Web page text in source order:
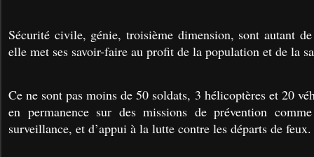
Sécurité civile, génie, troisième dimension, sont autant
elle met ses savoir-faire au profit de la population et de la
Ce ne sont pas moins de 50 soldats, 3 hélicoptères et 20
en permanence sur des missions de prévention
surveillance, et d’appui à la lutte contre les départs de feux.